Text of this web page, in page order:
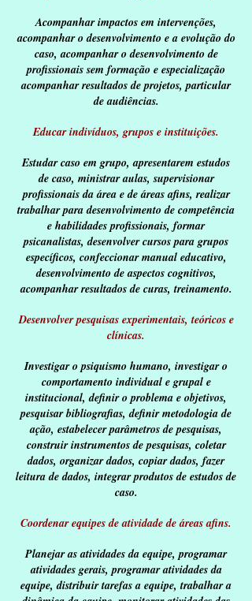
Acompanhar impactos em intervenções,
acompanhar o desenvolvimento e a evolução do
caso, acompanhar o desenvolvimento de
profissionais sem formação e especialização
acompanhar resultados de projetos, particular
de audiências.
Educar indivíduos, grupos e instituições.
Estudar caso em grupo, apresentarem estudos
de caso, ministrar aulas, supervisionar
profissionais da área e de áreas afins, realizar
trabalhar para desenvolvimento de competência
e habilidades profissionais, formar
psicanalistas, desenvolver cursos para grupos
específicos, confeccionar manual educativo,
desenvolvimento de aspectos cognitivos,
acompanhar resultados de curas, treinamento.
Desenvolver pesquisas experimentais, teóricos e
clínicas.
Investigar o psiquismo humano, investigar o
comportamento individual e grupal e
institucional, definir o problema e objetivos,
pesquisar bibliografias, definir metodologia de
ação, estabelecer parâmetros de pesquisas,
construir instrumentos de pesquisas, coletar
dados, organizar dados, copiar dados, fazer
leitura de dados, integrar produtos de estudos de
caso.
Coordenar equipes de atividade de áreas afins.
Planejar as atividades da equipe, programar
atividades gerais, programar atividades da
equipe, distribuir tarefas a equipe, trabalhar a